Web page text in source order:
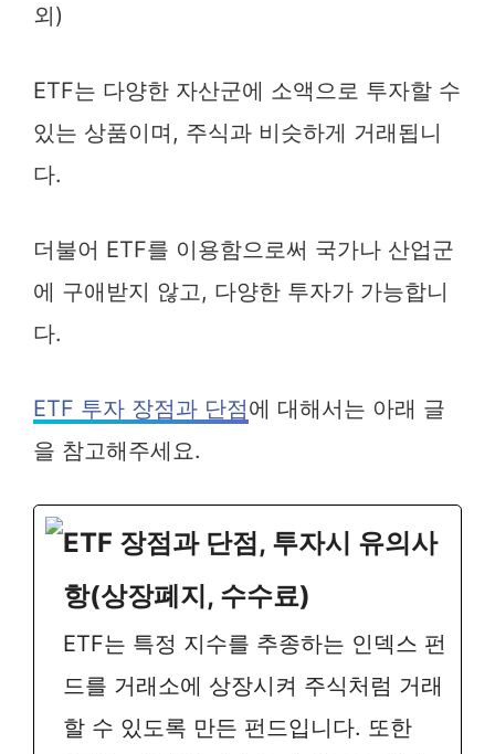
외)
ETF는 다양한 자산군에 소액으로 투자할 수
있는 상품이며, 주식과 비슷하게 거래됩니
다.
더불어 ETF를 이용함으로써 국가나 산업군
에 구애받지 않고, 다양한 투자가 가능합니
다.
ETF 투자 장점과 단점에 대해서는 아래 글
을 참고해주세요.
ETF 장점과 단점, 투자시 유의사
항(상장폐지, 수수료)
ETF는 특정 지수를 추종하는 인덱스 펀
드를 거래소에 상장시켜 주식처럼 거래
할 수 있도록 만든 펀드입니다. 또한